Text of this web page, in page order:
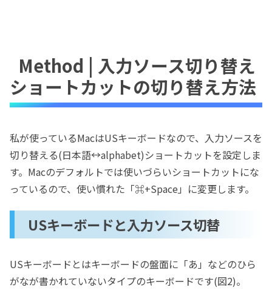
Method | 入力ソース切り替え
ショートカットの切り替え方法
私が使っているMacはUSキーボードなので、入力ソースを
切り替える(日本語↔alphabet)ショートカットを設定しま
す。Macのデフォルトでは使いづらいショートカットにな
っているので、使い慣れた「⌘+Space」に変更します。
USキーボードと入力ソース切替
USキーボードとはキーボードの盤面に「あ」などのひら
がなが書かれていないタイプのキーボードです(図2)。